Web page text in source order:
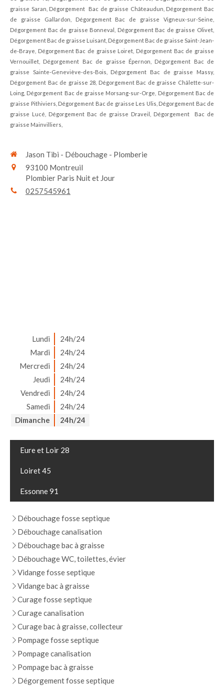
graisse Saran, Dégorgement Bac de graisse Châteaudun, Dégorgement Bac
de graisse Gallardon, Dégorgement Bac de graisse Vigneux-sur-Seine,
Dégorgement Bac de graisse Bonneval, Dégorgement Bac de graisse Olivet,
Dégorgement Bac de graisse Luisant, Dégorgement Bac de graisse Saint-Jean-
de-Braye, Dégorgement Bac de graisse Loiret, Dégorgement Bac de graisse
Vernouillet, Dégorgement Bac de graisse Épernon, Dégorgement Bac de
graisse Sainte-Geneviève-des-Bois, Dégorgement Bac de graisse Massy,
Dégorgement Bac de graisse 28, Dégorgement Bac de graisse Châlette-sur-
Loing, Dégorgement Bac de graisse Morsang-sur-Orge, Dégorgement Bac de
graisse Pithiviers, Dégorgement Bac de graisse Les Ulis, Dégorgement Bac de
graisse Lucé, Dégorgement Bac de graisse Draveil, Dégorgement Bac de
graisse Mainvilliers,
Jason Tibi - Débouchage - Plomberie
93100 Montreuil
Plombier Paris Nuit et Jour
0257545961
Lundi
24h/24
Mardi
24h/24
Mercredi
24h/24
Jeudi
24h/24
Vendredi
24h/24
Samedi
24h/24
Dimanche
24h/24
Eure et Loir 28
Loiret 45
Essonne 91
Débouchage fosse septique
Débouchage canalisation
Débouchage bac à graisse
Débouchage WC, toilettes, évier
Vidange fosse septique
Vidange bac à graisse
Curage fosse septique
Curage canalisation
Curage bac à graisse, collecteur
Pompage fosse septique
Pompage canalisation
Pompage bac à graisse
Dégorgement fosse septique